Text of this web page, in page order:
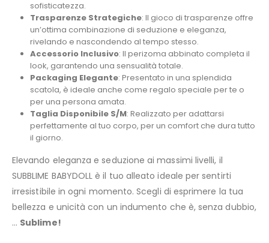
sofisticatezza.
Trasparenze Strategiche: Il gioco di trasparenze offre
un’ottima combinazione di seduzione e eleganza,
rivelando e nascondendo al tempo stesso.
Accessorio Inclusivo: Il perizoma abbinato completa il
look, garantendo una sensualità totale.
Packaging Elegante: Presentato in una splendida
scatola, è ideale anche come regalo speciale per te o
per una persona amata.
Taglia Disponibile S/M: Realizzato per adattarsi
perfettamente al tuo corpo, per un comfort che dura tutto
il giorno.
Elevando eleganza e seduzione ai massimi livelli, il
SUBBLIME BABYDOLL è il tuo alleato ideale per sentirti
irresistibile in ogni momento. Scegli di esprimere la tua
bellezza e unicità con un indumento che è, senza dubbio,
… Sublime!